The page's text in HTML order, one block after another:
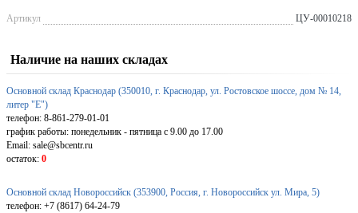
Артикул ЦУ-00010218
Наличие на наших складах
Основной склад Краснодар (350010, г. Краснодар, ул. Ростовское шоссе, дом № 14,
литер "Е")
телефон: 8-861-279-01-01
график работы: понедельник - пятница с 9.00 до 17.00
Email: sale@sbcentr.ru
остаток: 0
Основной склад Новороссийск (353900, Россия, г. Новороссийск ул. Мира, 5)
телефон: +7 (8617) 64-24-79